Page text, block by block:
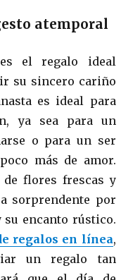
atemporal
el regalo ideal
su sincero cariño
es ideal para
ya sea para un
o para un ser
más de amor.
flores frescas y
sorprendente por
su encanto rústico.
regalos en línea,
un regalo tan